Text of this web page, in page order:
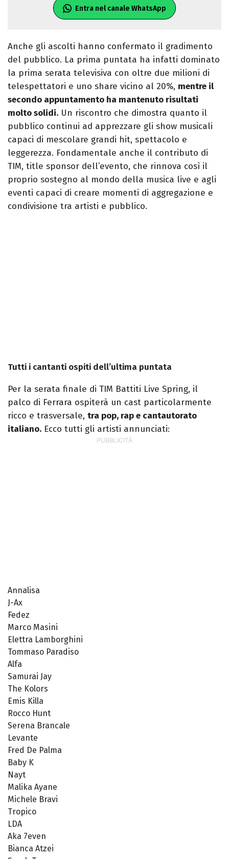
Entra nel canale WhatsApp
Anche gli ascolti hanno confermato il gradimento
del pubblico. La prima puntata ha infatti dominato
la prima serata televisiva con oltre due milioni di
telespettatori e uno share vicino al 20%, mentre il
secondo appuntamento ha mantenuto risultati
molto solidi. Un riscontro che dimostra quanto il
pubblico continui ad apprezzare gli show musicali
capaci di mescolare grandi hit, spettacolo e
leggerezza. Fondamentale anche il contributo di
TIM, title sponsor dell’evento, che rinnova così il
proprio sostegno al mondo della musica live e agli
eventi capaci di creare momenti di aggregazione e
condivisione tra artisti e pubblico.
Tutti i cantanti ospiti dell’ultima puntata
Per la serata finale di TIM Battiti Live Spring, il
palco di Ferrara ospiterà un cast particolarmente
ricco e trasversale, tra pop, rap e cantautorato
italiano. Ecco tutti gli artisti annunciati:
Annalisa
J-Ax
Fedez
Marco Masini
Elettra Lamborghini
Tommaso Paradiso
Alfa
Samurai Jay
The Kolors
Emis Killa
Rocco Hunt
Serena Brancale
Levante
Fred De Palma
Baby K
Nayt
Malika Ayane
Michele Bravi
Tropico
LDA
Aka 7even
Bianca Atzei